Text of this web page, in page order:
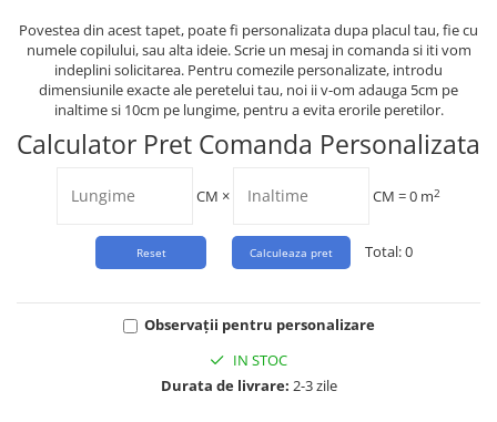
Povestea din acest tapet, poate fi personalizata dupa placul tau, fie cu
numele copilului, sau alta ideie. Scrie un mesaj in comanda si iti vom
indeplini solicitarea. Pentru comezile personalizate, introdu
dimensiunile exacte ale peretelui tau, noi ii v-om adauga 5cm pe
inaltime si 10cm pe lungime, pentru a evita erorile peretilor.
Calculator Pret Comanda Personalizata
CM × CM =0 m2
Total:0
Observații pentru personalizare
IN STOC
Durata de livrare: 2-3 zile